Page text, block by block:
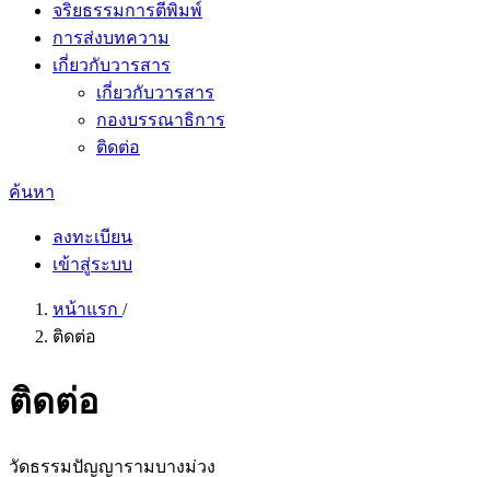
จริยธรรมการตีพิมพ์
การส่งบทความ
เกี่ยวกับวารสาร
เกี่ยวกับวารสาร
กองบรรณาธิการ
ติดต่อ
ค้นหา
ลงทะเบียน
เข้าสู่ระบบ
หน้าแรก /
ติดต่อ
ติดต่อ
วัดธรรมปัญญารามบางม่วง